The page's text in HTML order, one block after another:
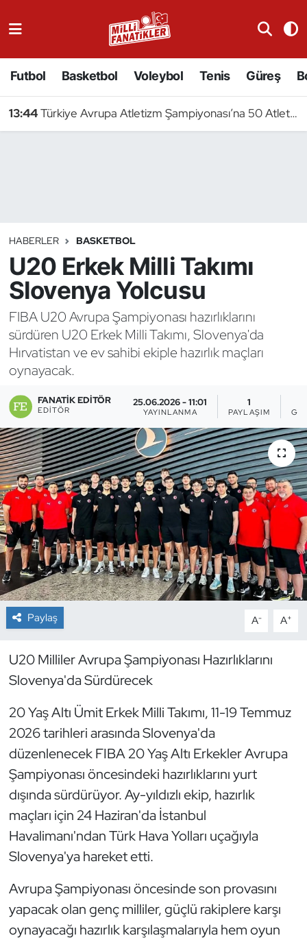
Futbol Basketbol Voleybol Tenis Güreş
13:44Türkiye Avrupa Atletizm Şampiyonası’na 50 Atletle Gidiyor
HABERLER BASKETBOL
U20 Erkek Milli Takımı
Slovenya Yolcusu
FIBA U20 Avrupa Şampiyonası hazırlıklarını
sürdüren U20 Erkek Milli Takımı, Slovenya'da
Hırvatistan ve ev sahibi ekiple hazırlık maçları
oynayacak.
FANATIK EDITÖR
EDITÖR
25.06.2026 - 11:01
YAYINLANMA
1
PAYLAŞIM
Paylaş A- A+
U20 Milliler Avrupa Şampiyonası Hazırlıklarını
Slovenya'da Sürdürecek
20 Yaş Altı Ümit Erkek Milli Takımı, 11-19 Temmuz
2026 tarihleri arasında Slovenya'da
düzenlenecek FIBA 20 Yaş Altı Erkekler Avrupa
Şampiyonası öncesindeki hazırlıklarını yurt
dışında sürdürüyor. Ay-yıldızlı ekip, hazırlık
maçları için 24 Haziran'da İstanbul
Havalimanı'ndan Türk Hava Yolları uçağıyla
Slovenya'ya hareket etti.
Avrupa Şampiyonası öncesinde son provasını
yapacak olan genç milliler, güçlü rakiplere karşı
oynayacağı hazırlık karşılaşmalarıyla hem oyun
Badminton
Binicilik
Bisiklet
Bocce Bowling Dart
Boks
Briç
Buz Hokeyi
Buz Pateni
Çim Hokeyi
Cimnastik
Curling
Dağcılık
Dövüş Sanatı
E-Spor
Eskrim
Futbol
Futsal
Genel
Golf
Güreş